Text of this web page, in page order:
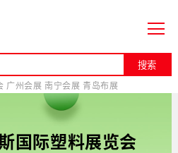
搜索
广州会展 南宁会展 青岛布展
国际塑料展览会